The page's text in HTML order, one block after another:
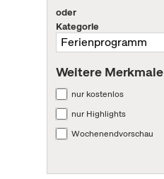
oder
Kategorie
Weitere Merkmale
nur kostenlos
nur Highlights
Wochenendvorschau